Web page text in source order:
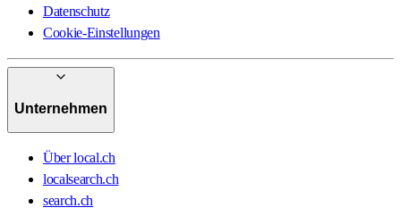
Datenschutz
Cookie-Einstellungen
Unternehmen
Über local.ch
localsearch.ch
search.ch